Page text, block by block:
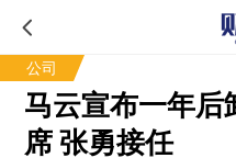
公司
马云宣布一年后
席 张勇接任